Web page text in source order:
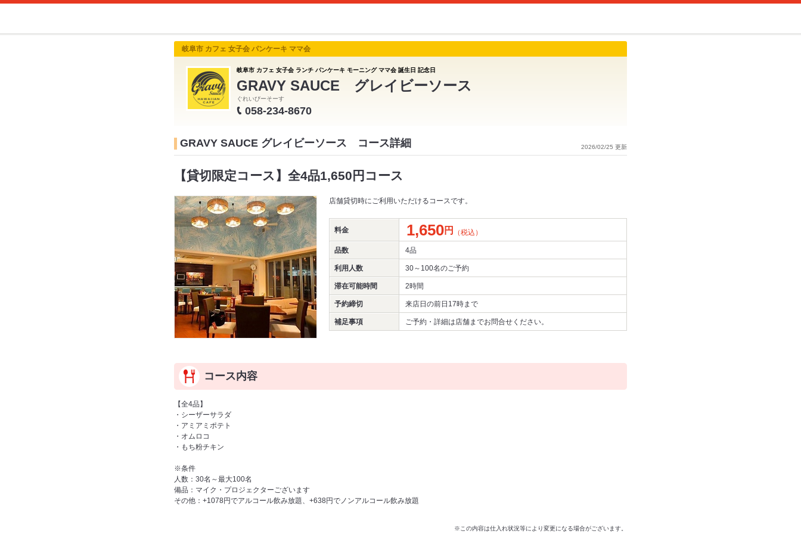
岐阜市 カフェ 女子会 パンケーキ ママ会
岐阜市 カフェ 女子会 ランチ パンケーキ モーニング ママ会 誕生日 記念日
GRAVY SAUCE グレイビーソース
ぐれいびーそーす
058-234-8670
2026/02/25 更新
GRAVY SAUCE グレイビーソース コース詳細
【貸切限定コース】全4品1,650円コース
店舗貸切時にご利用いただけるコースです。
料金 1,650円 （税込）
品数 4品
利用人数 30～100名のご予約
滞在可能時間 2時間
予約締切 来店日の前日17時まで
補足事項 ご予約・詳細は店舗までお問合せください。
コース内容
【全4品】
・シーザーサラダ
・アミアミポテト
・オムロコ
・もち粉チキン
※条件
人数：30名～最大100名
備品：マイク・プロジェクターございます
その他：+1078円でアルコール飲み放題、+638円でノンアルコール飲み放題
※この内容は仕入れ状況等により変更になる場合がございます。